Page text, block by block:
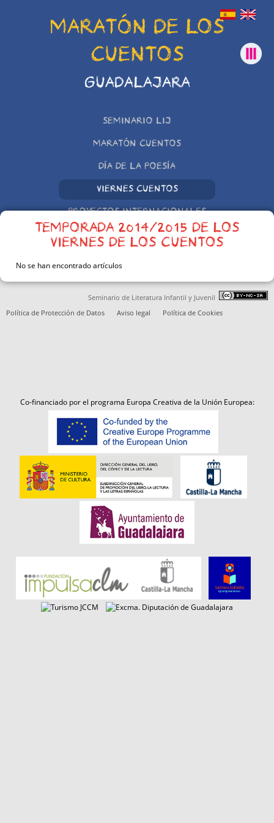
MARATÓN DE LOS
CUENTOS
GUADALAJARA
SEMINARIO LIJ
MARATÓN CUENTOS
DÍA DE LA POESÍA
VIERNES CUENTOS
PROYECTOS INTERNACIONALES
OTRAS INICIATIVAS
TEMPORADA 2014/2015 DE LOS
VIERNES DE LOS CUENTOS
No se han encontrado artículos
Seminario de Literatura Infantil y Juvenil
Política de Protección de Datos
Aviso legal Política de Cookies
Co-financiado por el programa Europa Creativa de la Unión Europea: